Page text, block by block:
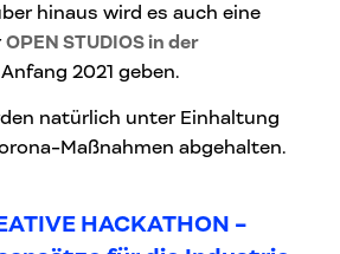
hinaus wird es auch eine
OPEN STUDIOS in der
Anfang 2021 geben.
natürlich unter Einhaltung
Maßnahmen abgehalten.
HACKATHON -